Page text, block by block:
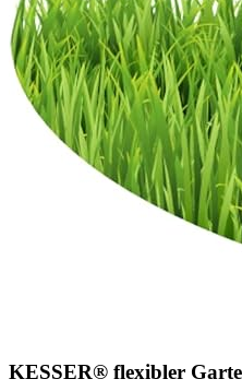
KESSER® flexibler